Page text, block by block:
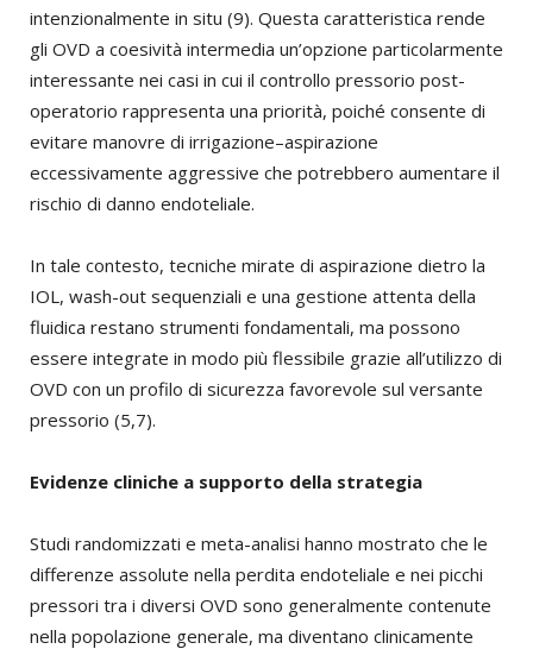
intenzionalmente in situ (9). Questa caratteristica rende
gli OVD a coesività intermedia un’opzione particolarmente
interessante nei casi in cui il controllo pressorio post-
operatorio rappresenta una priorità, poiché consente di
evitare manovre di irrigazione–aspirazione
eccessivamente aggressive che potrebbero aumentare il
rischio di danno endoteliale.
In tale contesto, tecniche mirate di aspirazione dietro la
IOL, wash-out sequenziali e una gestione attenta della
fluidica restano strumenti fondamentali, ma possono
essere integrate in modo più flessibile grazie all’utilizzo di
OVD con un profilo di sicurezza favorevole sul versante
pressorio (5,7).
Evidenze cliniche a supporto della strategia
Studi randomizzati e meta-analisi hanno mostrato che le
differenze assolute nella perdita endoteliale e nei picchi
pressori tra i diversi OVD sono generalmente contenute
nella popolazione generale, ma diventano clinicamente